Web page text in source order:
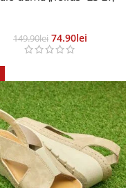
149.90Lei 74.90Lei